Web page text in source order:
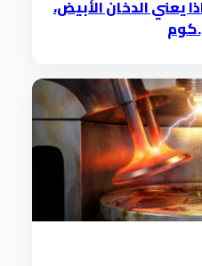
يعني الدخان الأبيض،